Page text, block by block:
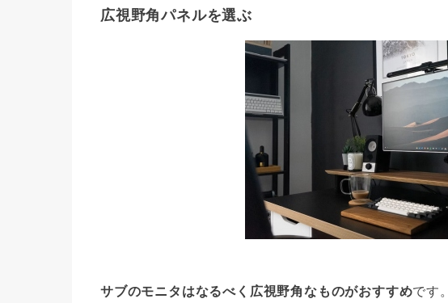
広視野角パネルを選ぶ
サブのモニタはなるべく広視野角なものがおすすめです。